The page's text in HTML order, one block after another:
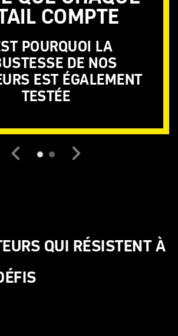
Next
COMPTE
POURQUOI LA
DE NOS
EST ÉGALEMENT
TESTÉE
QUI RÉSISTENT À